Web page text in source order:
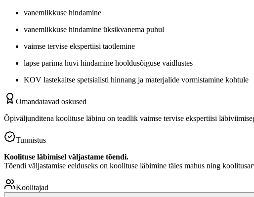
vanemlikkuse hindamine
vanemlikkuse hindamine üksikvanema puhul
vaimse tervise ekspertiisi taotlemine
lapse parima huvi hindamine hooldusõiguse vaidlustes
KOV lastekaitse spetsialisti hinnang ja materjalide vormistamine kohtule
Omandatavad oskused
Õpiväljunditena koolituse läbinu on teadlik vaimse tervise ekspertiisi
Tunnistus
Koolituse läbimisel väljastame tõendi.
Tõendi väljastamise eelduseks on koolituse läbimine täies mahus ning
Koolitajad